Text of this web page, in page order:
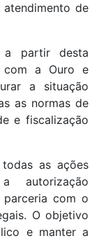
de
a partir desta
com a Ouro e
a situação
as normas de
e fiscalização
as ações
autorização
com o
O objetivo
e manter a